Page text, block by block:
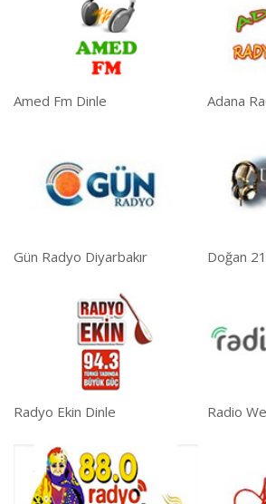
Amed Fm Dinle Adana
Gün Radyo Diyarbakır Doğan
Radyo Ekin Dinle Radio